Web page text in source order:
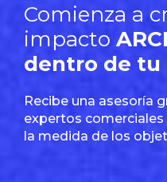
Comienza a
impacto
dentro de tu
Recibe una asesoría
expertos comerciales
la medida de los